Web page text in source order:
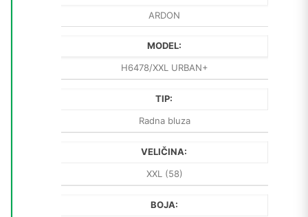
ARDON
MODEL:
H6478/XXL URBAN+
TIP:
Radna bluza
VELIČINA:
XXL (58)
BOJA: